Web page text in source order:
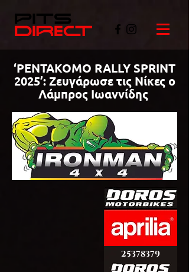
‘PENTAKOMO RALLY SPRINT
2025’: Ζευγάρωσε τις Νίκες ο
Λάμπρος Ιωαννίδης
©PITSDIRECT
25378379